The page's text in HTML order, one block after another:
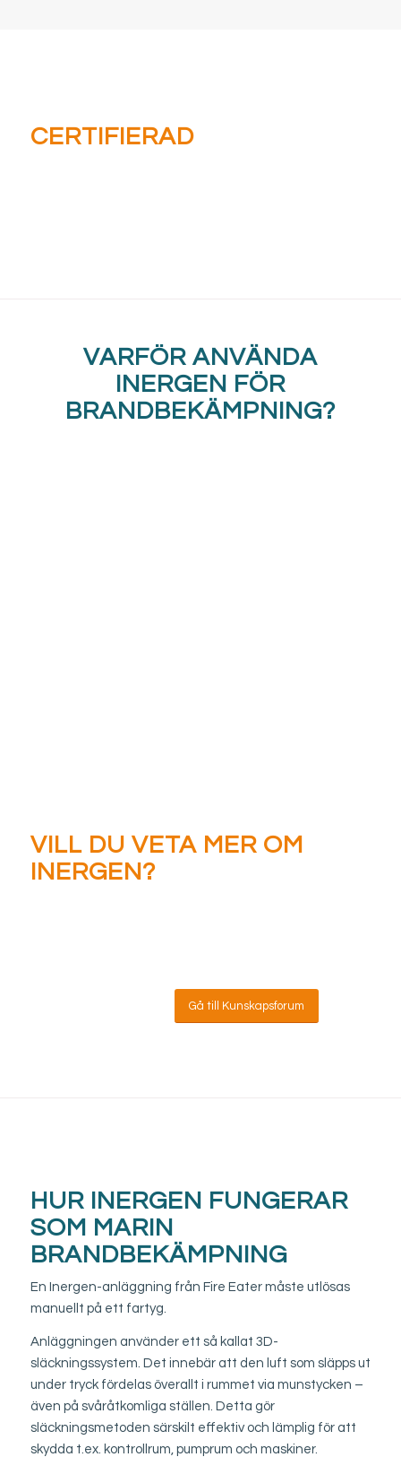
CERTIFIERAD
VARFÖR ANVÄNDA
INERGEN FÖR
BRANDBEKÄMPNING?
VILL DU VETA MER OM
INERGEN?
Gå till Kunskapsforum
HUR INERGEN FUNGERAR
SOM MARIN
BRANDBEKÄMPNING
En Inergen-anläggning från Fire Eater måste utlösas
manuellt på ett fartyg.
Anläggningen använder ett så kallat 3D-
släckningssystem. Det innebär att den luft som släpps ut
under tryck fördelas överallt i rummet via munstycken –
även på svåråtkomliga ställen. Detta gör
släckningsmetoden särskilt effektiv och lämplig för att
skydda t.ex. kontrollrum, pumprum och maskiner.